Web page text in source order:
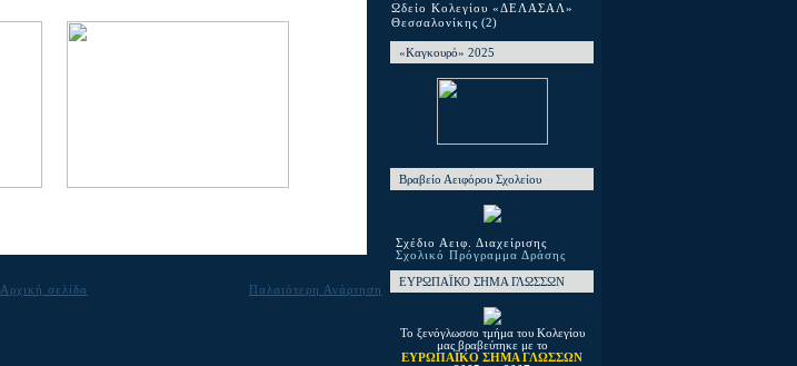
Παλαιότερη Ανάρτηση
Αρχική σελίδα
Ωδείο Κολεγίου «ΔΕΛΑΣΑΛ»
Θεσσαλονίκης (2)
«Καγκουρό» 2025
Βραβείο Αειφόρου Σχολείου
Σχέδιο Αειφ. Διαχείρισης
Σχολικό Πρόγραμμα Δράσης
ΕΥΡΩΠΑΪΚΟ ΣΗΜΑ ΓΛΩΣΣΩΝ
Το ξενόγλωσσο τμήμα του Κολεγίου
μας βραβεύτηκε με το
ΕΥΡΩΠΑΪΚΟ ΣΗΜΑ ΓΛΩΣΣΩΝ